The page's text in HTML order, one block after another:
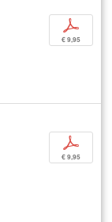
p
€ 9,95
p
€ 9,95